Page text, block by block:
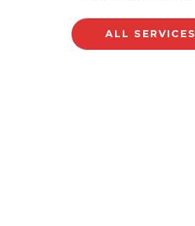
ALL SERVICES